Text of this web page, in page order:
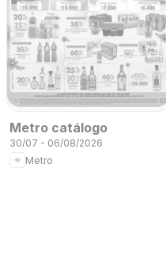
Metro catálogo
30/07 - 06/08/2026
Metro